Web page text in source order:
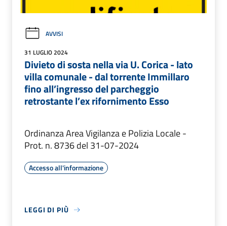
AVVISI
31 LUGLIO 2024
Divieto di sosta nella via U. Corica - lato
villa comunale - dal torrente Immillaro
fino all’ingresso del parcheggio
retrostante l’ex rifornimento Esso
Ordinanza Area Vigilanza e Polizia Locale -
Prot. n. 8736 del 31-07-2024
Accesso all'informazione
LEGGI DI PIÙ